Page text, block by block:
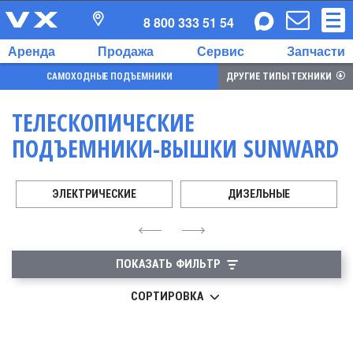
Аренда Продажа Сервис Запчасти
8 800 333 51 54
САМОХОДНЫЕ ПОДЪЕМНИКИ ДРУГИЕ ТИПЫ ТЕХНИКИ
ТЕЛЕСКОПИЧЕСКИЕ
ПОДЪЕМНИКИ-ВЫШКИ SUNWARD
4
ЭЛЕКТРИЧЕСКИЕ ДИЗЕЛЬНЫЕ
6
ПОКАЗАТЬ ФИЛЬТР
СОРТИРОВКА